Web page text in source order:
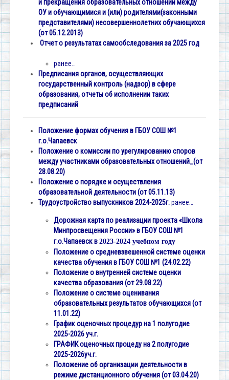
и прекращения образовательных отношений между
ОУ и обучающимися и (или) родителями(законными
представителями) несовершеннолетних обучающихся
(от 05.12.2013)
Отчет о результатах самообследования за 2025 год
ранее…
Предписания органов, осуществляющих
государственный контроль (надзор) в сфере
образования, отчеты об исполнении таких
предписаний
Положение формах обучения в ГБОУ СОШ №1
г.о.Чапаевск
Положение о комиссии по урегулированию споров
между участниками образовательных отношений_(от
28.08.20)
Положение о порядке и осуществления
образовательной деятельности (от 05.11.13)
Трудоустройство выпускников 2024-2025г.ранее…
Дорожная карта по реализации проекта «Школа
Минпросвещения России»в ГБОУ СОШ №1
г.о.Чапаевск в 2023-2024 учебном году
Положение о средневзвешенной системе оценки
качества обучения в ГБОУ СОШ №1 (24.02.22)
Положение о внутренней системе оценки
качества образования (от 29.08.22)
Положение о системе оценивания
образовательных результатов обучающихся (от
11.01.22)
График оценочных процедур на 1 полугодие
2025-2026 уч.г.
ГРАФИК оценочных процеду на 2 полугодие
2025-2026уч.г.
Положение об организации деятельности в
режиме дистанционного обучения (от 03.04.20)